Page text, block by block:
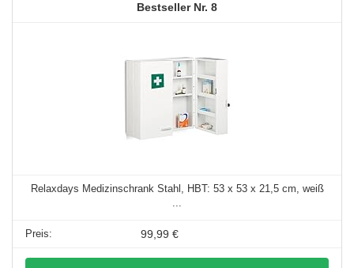
8
Relaxdays Medizinschrank Stahl, HBT: 53 x 53 x 21,5 cm, weiß
...
99,99 €